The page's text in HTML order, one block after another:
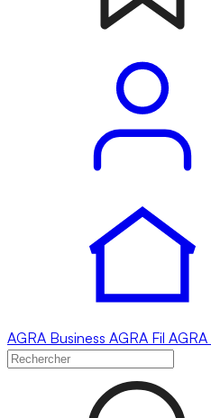
AGRA Business AGRA Fil AGRA